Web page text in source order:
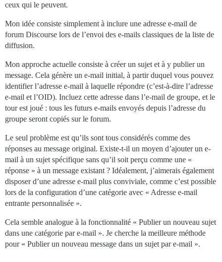
ceux qui le peuvent.
Mon idée consiste simplement à inclure une adresse e-mail de
forum Discourse lors de l’envoi des e-mails classiques de la liste de
diffusion.
Mon approche actuelle consiste à créer un sujet et à y publier un
message. Cela génère un e-mail initial, à partir duquel vous pouvez
identifier l’adresse e-mail à laquelle répondre (c’est-à-dire l’adresse
e-mail et l’OID). Incluez cette adresse dans l’e-mail de groupe, et le
tour est joué : tous les futurs e-mails envoyés depuis l’adresse du
groupe seront copiés sur le forum.
Le seul problème est qu’ils sont tous considérés comme des
réponses au message original. Existe-t-il un moyen d’ajouter un e-
mail à un sujet spécifique sans qu’il soit perçu comme une «
réponse » à un message existant ? Idéalement, j’aimerais également
disposer d’une adresse e-mail plus conviviale, comme c’est possible
lors de la configuration d’une catégorie avec « Adresse e-mail
entrante personnalisée ».
Cela semble analogue à la fonctionnalité « Publier un nouveau sujet
dans une catégorie par e-mail ». Je cherche la meilleure méthode
pour « Publier un nouveau message dans un sujet par e-mail ».